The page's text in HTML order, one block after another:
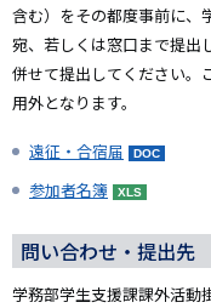
含む）をその都度事前に、
宛、若しくは窓口まで提出
併せて提出してください。
用外となります。
遠征・合宿届
参加者名簿
問い合わせ・提出先
学務部学生支援課課外活動